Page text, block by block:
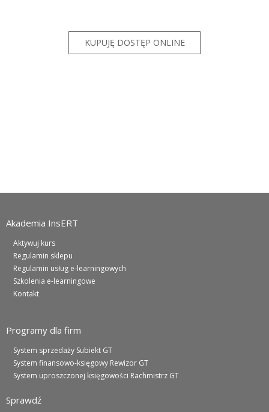
Akademia InsERT
Aktywuj kurs
Regulamin sklepu
Regulamin usług e-learningowych
Szkolenia e-learningowe
Kontakt
Programy dla firm
System sprzedaży Subiekt GT
System finansowo-księgowy Rewizor GT
System uproszczonej księgowości Rachmistrz GT
Sprawdź